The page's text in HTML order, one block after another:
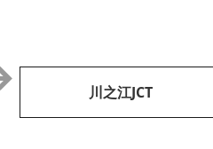
川之江JCT